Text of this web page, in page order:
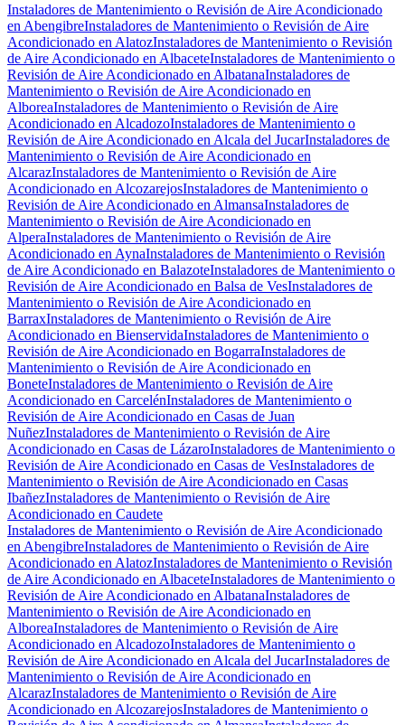
Instaladores de Mantenimiento o Revisión de Aire Acondicionado
en AbengibreInstaladores de Mantenimiento o Revisión de Aire
Acondicionado en AlatozInstaladores de Mantenimiento o Revisión
de Aire Acondicionado en AlbaceteInstaladores de Mantenimiento o
Revisión de Aire Acondicionado en AlbatanaInstaladores de
Mantenimiento o Revisión de Aire Acondicionado en
AlboreaInstaladores de Mantenimiento o Revisión de Aire
Acondicionado en AlcadozoInstaladores de Mantenimiento o
Revisión de Aire Acondicionado en Alcala del JucarInstaladores de
Mantenimiento o Revisión de Aire Acondicionado en
AlcarazInstaladores de Mantenimiento o Revisión de Aire
Acondicionado en AlcozarejosInstaladores de Mantenimiento o
Revisión de Aire Acondicionado en AlmansaInstaladores de
Mantenimiento o Revisión de Aire Acondicionado en
AlperaInstaladores de Mantenimiento o Revisión de Aire
Acondicionado en AynaInstaladores de Mantenimiento o Revisión
de Aire Acondicionado en BalazoteInstaladores de Mantenimiento o
Revisión de Aire Acondicionado en Balsa de VesInstaladores de
Mantenimiento o Revisión de Aire Acondicionado en
BarraxInstaladores de Mantenimiento o Revisión de Aire
Acondicionado en BienservidaInstaladores de Mantenimiento o
Revisión de Aire Acondicionado en BogarraInstaladores de
Mantenimiento o Revisión de Aire Acondicionado en
BoneteInstaladores de Mantenimiento o Revisión de Aire
Acondicionado en CarcelénInstaladores de Mantenimiento o
Revisión de Aire Acondicionado en Casas de Juan
NuñezInstaladores de Mantenimiento o Revisión de Aire
Acondicionado en Casas de LázaroInstaladores de Mantenimiento o
Revisión de Aire Acondicionado en Casas de VesInstaladores de
Mantenimiento o Revisión de Aire Acondicionado en Casas
IbañezInstaladores de Mantenimiento o Revisión de Aire
Acondicionado en Caudete
Instaladores de Mantenimiento o Revisión de Aire Acondicionado
en AbengibreInstaladores de Mantenimiento o Revisión de Aire
Acondicionado en AlatozInstaladores de Mantenimiento o Revisión
de Aire Acondicionado en AlbaceteInstaladores de Mantenimiento o
Revisión de Aire Acondicionado en AlbatanaInstaladores de
Mantenimiento o Revisión de Aire Acondicionado en
AlboreaInstaladores de Mantenimiento o Revisión de Aire
Acondicionado en AlcadozoInstaladores de Mantenimiento o
Revisión de Aire Acondicionado en Alcala del JucarInstaladores de
Mantenimiento o Revisión de Aire Acondicionado en
AlcarazInstaladores de Mantenimiento o Revisión de Aire
Acondicionado en AlcozarejosInstaladores de Mantenimiento o